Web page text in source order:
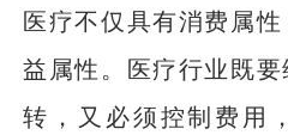
医疗不仅具有消费属
益属性。医疗行业既
转，又必须控制费用